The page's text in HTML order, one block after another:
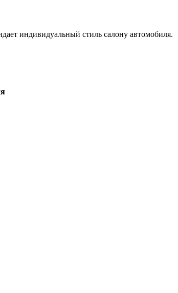
индивидуальный стиль салону автомобиля.